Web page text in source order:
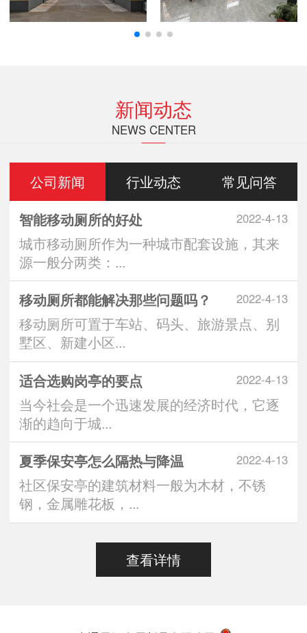
新闻动态
NEWS CENTER
公司新闻 行业动态 常见问答
2022-4-13
智能移动厕所的好处
城市移动厕所作为一种城市配套设施，其来
源一般分两类：...
2022-4-13
移动厕所都能解决那些问题吗？
移动厕所可置于车站、码头、旅游景点、别
墅区、新建小区...
2022-4-13
适合选购岗亭的要点
当今社会是一个迅速发展的经济时代，它逐
渐的趋向于城...
2022-4-13
夏季保安亭怎么隔热与降温
社区保安亭的建筑材料一般为木材，不锈
钢，金属雕花板，...
查看详情